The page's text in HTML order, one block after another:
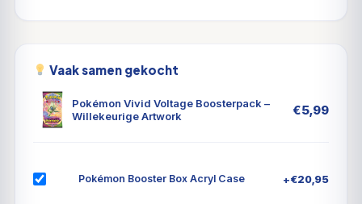
Vaak samen gekocht
Pokémon Vivid Voltage Boosterpack –
Willekeurige Artwork
€5,99
Pokémon Booster Box Acryl Case +€20,95